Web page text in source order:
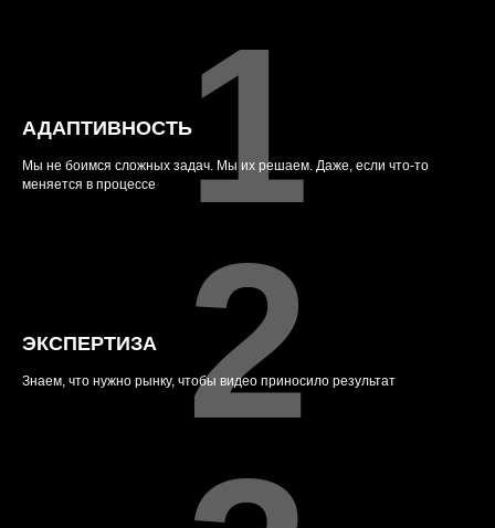
АДАПТИВНОСТЬ
Мы не боимся сложных задач. Мы их решаем. Даже, если что-то
меняется в процессе
1
ЭКСПЕРТИЗА
Знаем, что нужно рынку, чтобы видео приносило результат
2